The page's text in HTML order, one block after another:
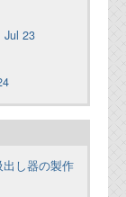
Jul 23
出し器の製作